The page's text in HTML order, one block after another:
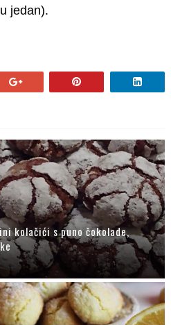
jedan).
kolačići s puno čokolade,